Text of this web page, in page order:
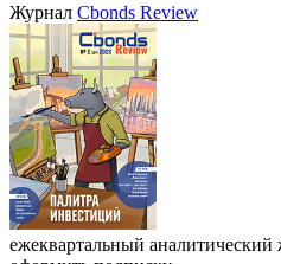
Журнал Cbonds Review
ежеквартальный аналитический